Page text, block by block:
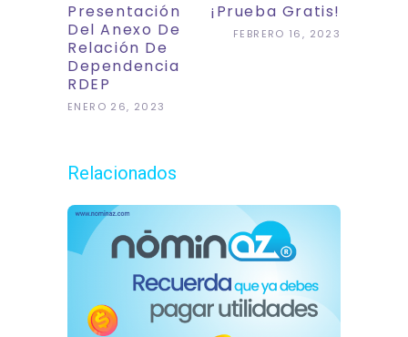
Presentación
Del Anexo De
Relación De
Dependencia
RDEP
ENERO 26, 2023
¡Prueba Gratis!
FEBRERO 16, 2023
Relacionados